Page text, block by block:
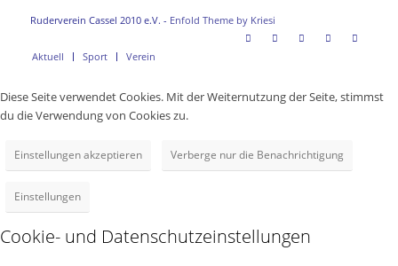
Ruderverein Cassel 2010 e.V. - Enfold Theme by Kriesi
Aktuell Sport Verein
Diese Seite verwendet Cookies. Mit der Weiternutzung der Seite, stimmst
du die Verwendung von Cookies zu.
Einstellungen akzeptieren Verberge nur die Benachrichtigung
Einstellungen
Cookie- und Datenschutzeinstellungen